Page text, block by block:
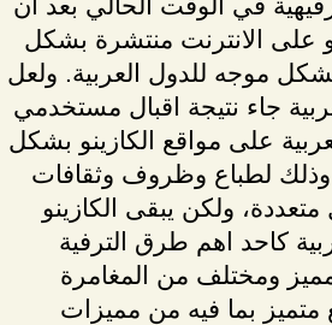
على الانترنت منتشرة بشكل
موجه للدول العربية. ولعل
جاء نتيجة اقبال مستخدمي
على مواقع الكازينو بشكل
وذلك لطباع وظروف وثقافات
ولكن يبقى الكازينو
كاحد اهم طرق الترفية
ومختلف من المغامرة
متميز بما فيه من مميزات